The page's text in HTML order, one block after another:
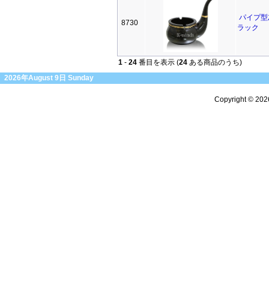
8730
パイプ
ラック
1 - 24 番目を表示 (24 ある商品のうち)
2026年August 9日 Sunday
Copyright ©